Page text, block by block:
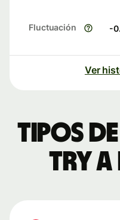
Fluctuación -
Ver
Tipos
TRY